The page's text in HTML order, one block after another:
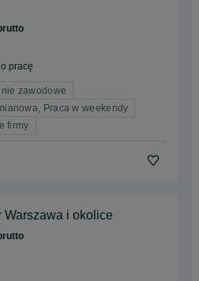
pracę
zawodowe
Praca w weekendy
firmy
Warszawa i okolice